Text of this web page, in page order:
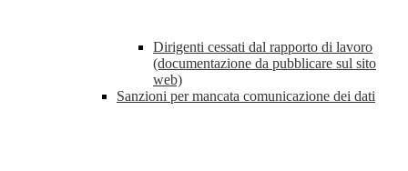
Dirigenti cessati dal rapporto di lavoro
(documentazione da pubblicare sul sito
web)
Sanzioni per mancata comunicazione dei dati